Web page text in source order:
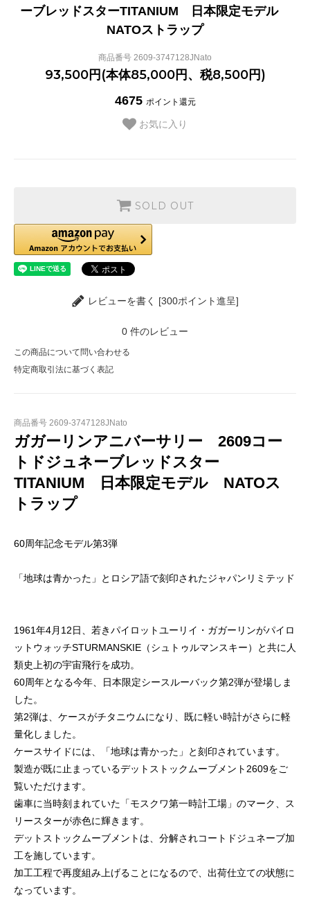
ーブレッドスターTITANIUM 日本限定モデル
NATOストラップ
商品番号 2609-3747128JNato
93,500円(本体85,000円、税8,500円)
4675 ポイント還元
お気に入り
SOLD OUT
レビューを書く [300ポイント進呈]
0 件のレビュー
この商品について問い合わせる
特定商取引法に基づく表記
商品番号 2609-3747128JNato
ガガーリンアニバーサリー 2609コー
トドジュネーブレッドスター
TITANIUM 日本限定モデル NATOス
トラップ
60周年記念モデル第3弾
「地球は青かった」とロシア語で刻印されたジャパンリミテッド
1961年4月12日、若きパイロットユーリイ・ガガーリンがパイロ
ットウォッチSTURMANSKIE（シュトゥルマンスキー）と共に人
類史上初の宇宙飛行を成功。
60周年となる今年、日本限定シースルーバック第2弾が登場しま
した。
第2弾は、ケースがチタニウムになり、既に軽い時計がさらに軽
量化しました。
ケースサイドには、「地球は青かった」と刻印されています。
製造が既に止まっているデットストックムーブメント2609をご
覧いただけます。
歯車に当時刻まれていた「モスクワ第一時計工場」のマーク、ス
リースターが赤色に輝きます。
デットストックムーブメントは、分解されコートドジュネーブ加
工を施しています。
加工工程で再度組み上げることになるので、出荷仕立ての状態に
なっています。